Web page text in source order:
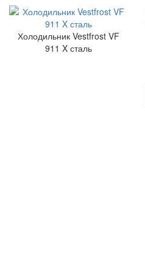
Холодильник Vestfrost VF
911 X сталь